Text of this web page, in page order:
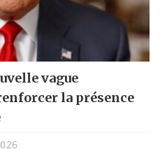
vague
la présence